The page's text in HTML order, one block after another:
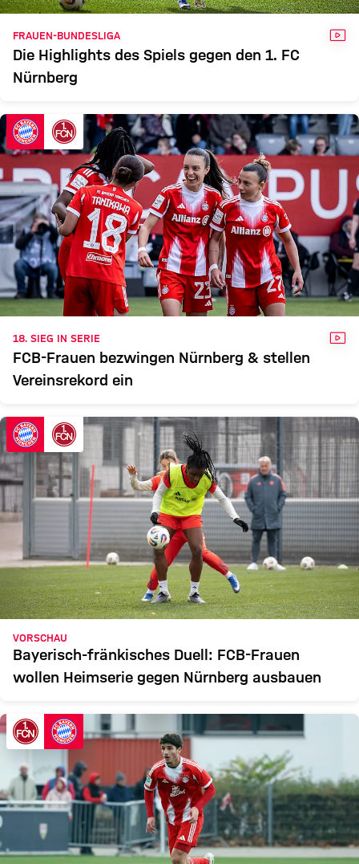
FRAUEN-BUNDESLIGA
Die Highlights des Spiels gegen den 1. FC
Nürnberg
18. SIEG IN SERIE
FCB-Frauen bezwingen Nürnberg & stellen
Vereinsrekord ein
VORSCHAU
Bayerisch-fränkisches Duell: FCB-Frauen
wollen Heimserie gegen Nürnberg ausbauen